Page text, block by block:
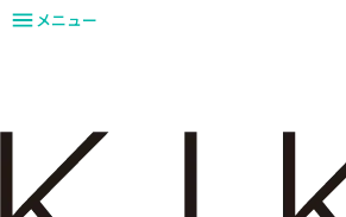
メニュー